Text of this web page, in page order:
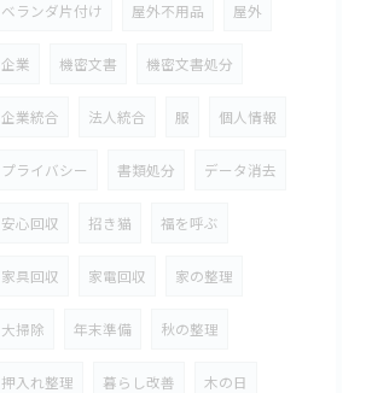
ベランダ片付け 屋外不用品 屋外
企業 機密文書 機密文書処分
企業統合 法人統合 服 個人情報
プライバシー 書類処分 データ消去
安心回収 招き猫 福を呼ぶ
家具回収 家電回収 家の整理
大掃除 年末準備 秋の整理
押入れ整理 暮らし改善 木の日